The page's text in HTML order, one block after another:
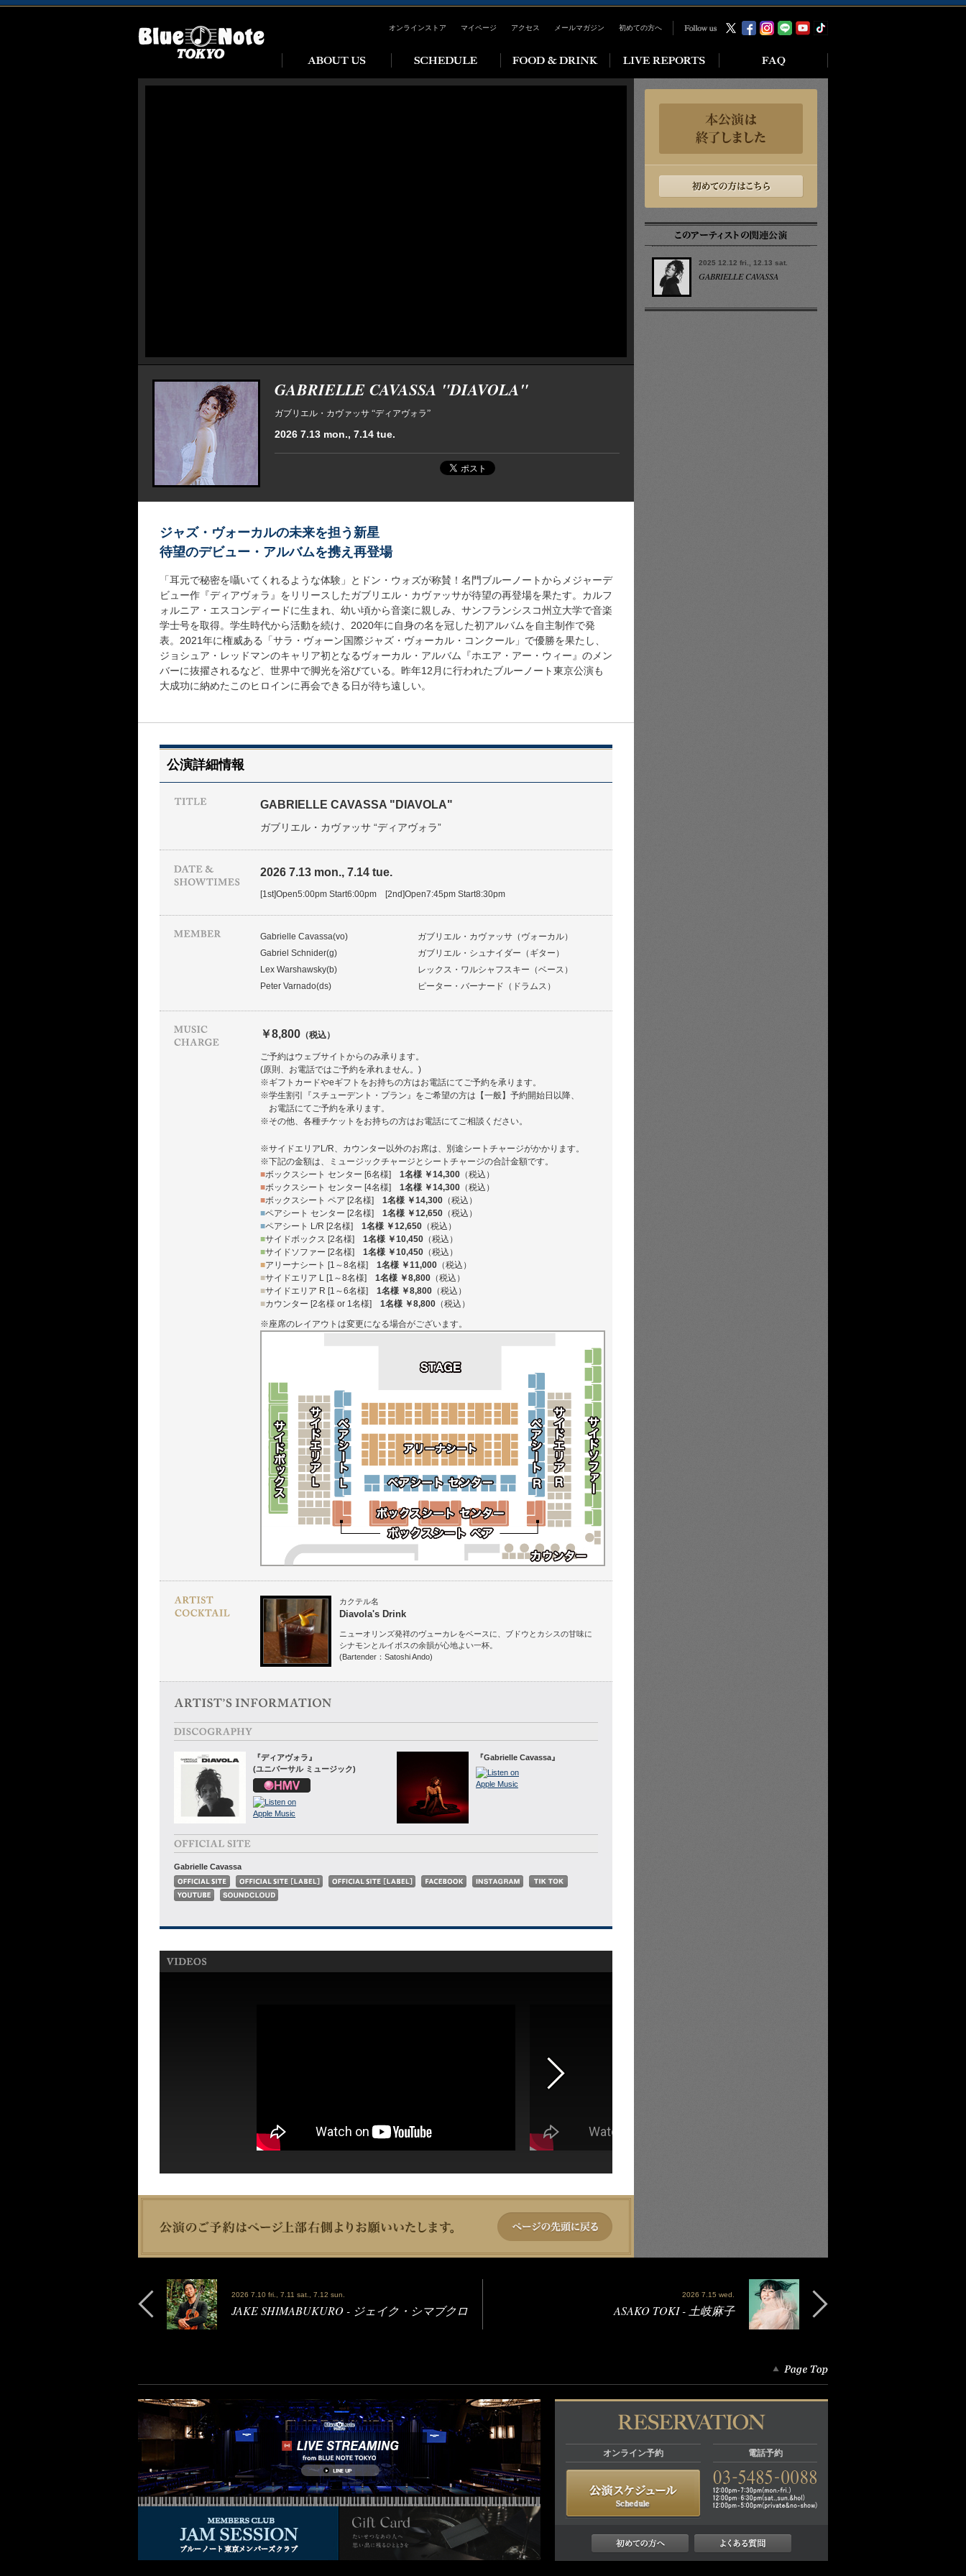
オンラインストア マイページ アクセス メールマガジン 初めての方へ
GABRIELLE CAVASSA "DIAVOLA"
ガブリエル・カヴァッサ “ディアヴォラ”
2026 7.13 mon., 7.14 tue.
ジャズ・ヴォーカルの未来を担う新星
待望のデビュー・アルバムを携え再登場
「耳元で秘密を囁いてくれるような体験」とドン・ウォズが称賛！名門ブルーノートからメジャーデ
ビュー作『ディアヴォラ』をリリースしたガブリエル・カヴァッサが待望の再登場を果たす。カルフ
ォルニア・エスコンディードに生まれ、幼い頃から音楽に親しみ、サンフランシスコ州立大学で音楽
学士号を取得。学生時代から活動を続け、2020年に自身の名を冠した初アルバムを自主制作で発
表。2021年に権威ある「サラ・ヴォーン国際ジャズ・ヴォーカル・コンクール」で優勝を果たし、
ジョシュア・レッドマンのキャリア初となるヴォーカル・アルバム『ホエア・アー・ウィー』のメン
バーに抜擢されるなど、世界中で脚光を浴びている。昨年12月に行われたブルーノート東京公演も
大成功に納めたこのヒロインに再会できる日が待ち遠しい。
公演詳細情報
GABRIELLE CAVASSA "DIAVOLA"
ガブリエル・カヴァッサ “ディアヴォラ”
2026 7.13 mon., 7.14 tue.
[1st]Open5:00pm Start6:00pm [2nd]Open7:45pm Start8:30pm
Gabrielle Cavassa(vo)
ガブリエル・カヴァッサ（ヴォーカル）
Gabriel Schnider(g)
ガブリエル・シュナイダー（ギター）
Lex Warshawsky(b)
レックス・ワルシャフスキー（ベース）
Peter Varnado(ds)
ピーター・バーナード（ドラムス）
￥8,800 （税込）
ご予約はウェブサイトからのみ承ります。
(原則、お電話ではご予約を承れません。)
※ギフトカードやeギフトをお持ちの方はお電話にてご予約を承ります。
※学生割引『スチューデント・プラン』をご希望の方は【一般】予約開始日以降、
お電話にてご予約を承ります。
※その他、各種チケットをお持ちの方はお電話にてご相談ください。
※サイドエリアL/R、カウンター以外のお席は、別途シートチャージがかかります。
※下記の金額は、ミュージックチャージとシートチャージの合計金額です。
■ボックスシート センター [6名様] 1名様 ￥14,300 （税込）
■ボックスシート センター [4名様] 1名様 ￥14,300 （税込）
■ボックスシート ペア [2名様] 1名様 ￥14,300 （税込）
■ペアシート センター [2名様] 1名様 ￥12,650 （税込）
■ペアシート L/R [2名様] 1名様 ￥12,650 （税込）
■サイドボックス [2名様] 1名様 ￥10,450 （税込）
■サイドソファー [2名様] 1名様 ￥10,450 （税込）
■アリーナシート [1～8名様] 1名様 ￥11,000 （税込）
■サイドエリア L [1～8名様] 1名様 ￥8,800 （税込）
■サイドエリア R [1～6名様] 1名様 ￥8,800 （税込）
■カウンター [2名様 or 1名様] 1名様 ￥8,800 （税込）
※座席のレイアウトは変更になる場合がございます。
カクテル名
Diavola's Drink
ニューオリンズ発祥のヴューカレをベースに、ブドウとカシスの甘味に
シナモンとルイボスの余韻が心地よい一杯。
(Bartender：Satoshi Ando)
『ディアヴォラ』
(ユニバーサル ミュージック)
『Gabrielle Cavassa』
Gabrielle Cavassa
2025 12.12 fri., 12.13 sat.
GABRIELLE CAVASSA
2026 7.10 fri., 7.11 sat., 7.12 sun.
JAKE SHIMABUKURO - ジェイク・シマブクロ
2026 7.15 wed.
ASAKO TOKI - 土岐麻子
オンライン予約 電話予約